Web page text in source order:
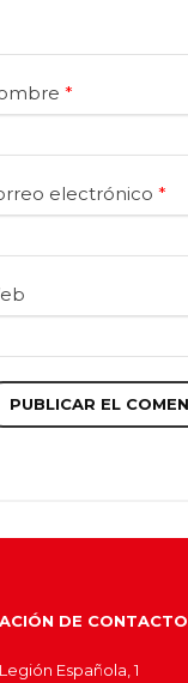
*
electrónico *
DE CONTACTO
Española, 1